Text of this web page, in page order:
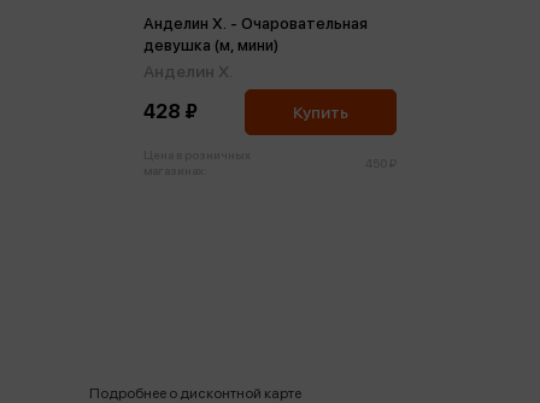
Анделин Х. - Очаровательная
девушка (м, мини)
Анделин Х.
428 ₽ Купить
Подробнее о дисконтной карте